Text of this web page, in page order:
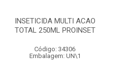
INSETICIDA MULTI ACAO
TOTAL 250ML PROINSET
Código: 34306
Embalagem: UN\1